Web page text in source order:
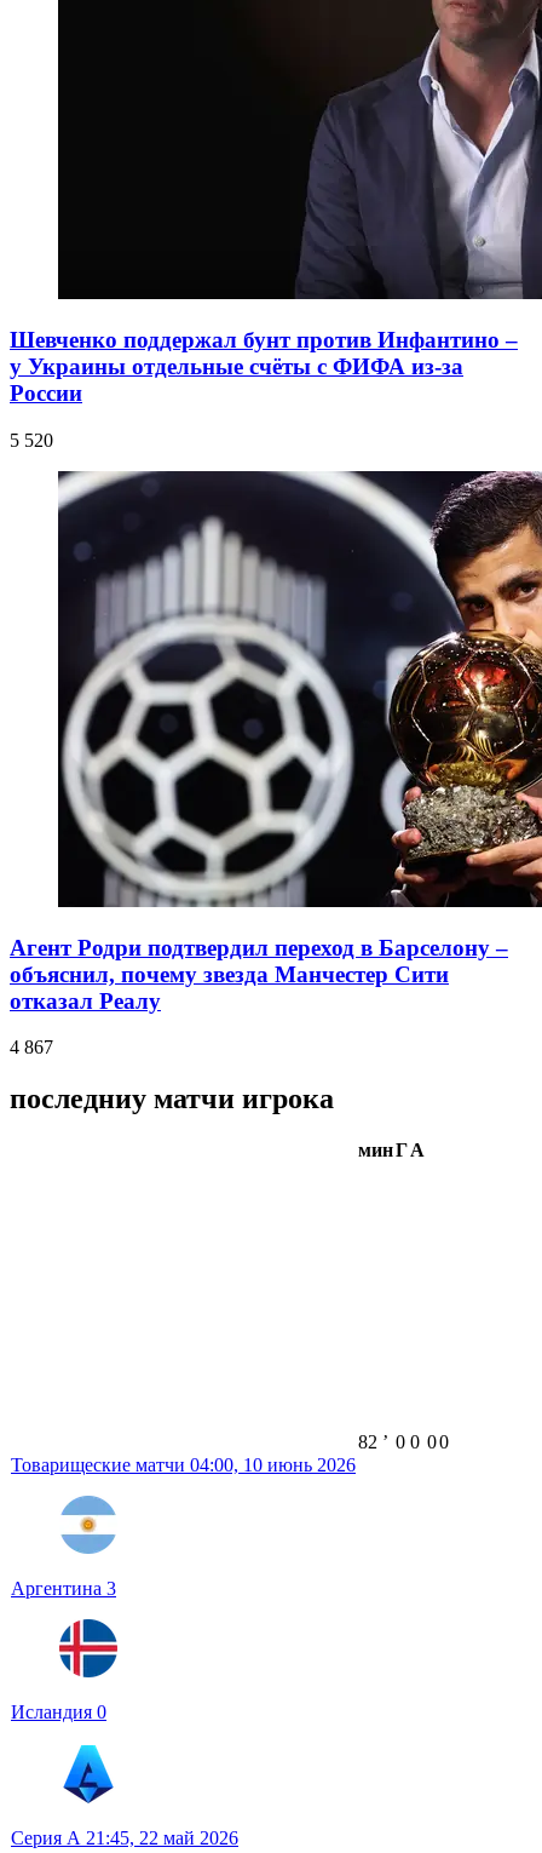
Шевченко поддержал бунт против Инфантино –
у Украины отдельные счёты с ФИФА из-за
России
5 520
Агент Родри подтвердил переход в Барселону –
объяснил, почему звезда Манчестер Сити
отказал Реалу
4 867
последниу матчи игрока
минГА
Товарищеские матчи 04:00, 10 июнь 2026
Аргентина 3
Исландия 0
82 ʼ 0 0 00
Серия А 21:45, 22 май 2026